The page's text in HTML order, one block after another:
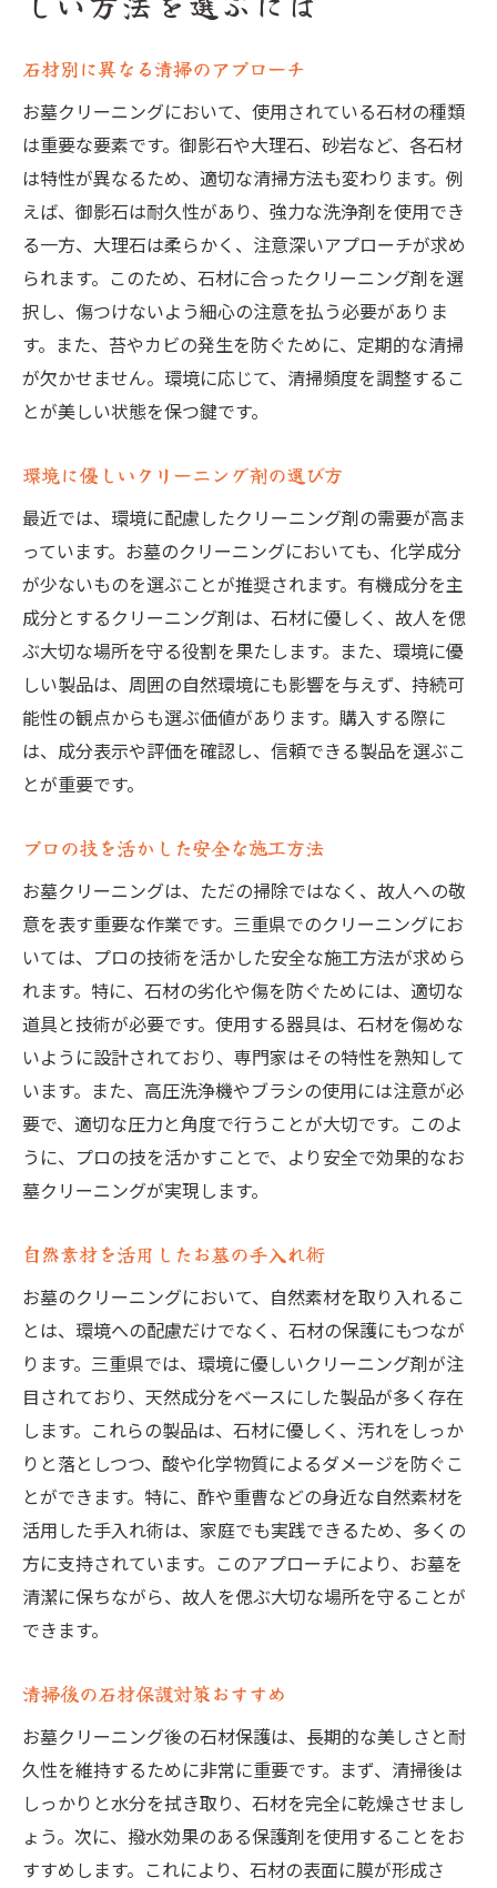
石材別に異なる清掃のアプローチ
お墓クリーニングにおいて、使用されている石材の種類
は重要な要素です。御影石や大理石、砂岩など、各石材
は特性が異なるため、適切な清掃方法も変わります。例
えば、御影石は耐久性があり、強力な洗浄剤を使用でき
る一方、大理石は柔らかく、注意深いアプローチが求め
られます。このため、石材に合ったクリーニング剤を選
択し、傷つけないよう細心の注意を払う必要がありま
す。また、苔やカビの発生を防ぐために、定期的な清掃
が欠かせません。環境に応じて、清掃頻度を調整するこ
とが美しい状態を保つ鍵です。
環境に優しいクリーニング剤の選び方
最近では、環境に配慮したクリーニング剤の需要が高ま
っています。お墓のクリーニングにおいても、化学成分
が少ないものを選ぶことが推奨されます。有機成分を主
成分とするクリーニング剤は、石材に優しく、故人を偲
ぶ大切な場所を守る役割を果たします。また、環境に優
しい製品は、周囲の自然環境にも影響を与えず、持続可
能性の観点からも選ぶ価値があります。購入する際に
は、成分表示や評価を確認し、信頼できる製品を選ぶこ
とが重要です。
プロの技を活かした安全な施工方法
お墓クリーニングは、ただの掃除ではなく、故人への敬
意を表す重要な作業です。三重県でのクリーニングにお
いては、プロの技術を活かした安全な施工方法が求めら
れます。特に、石材の劣化や傷を防ぐためには、適切な
道具と技術が必要です。使用する器具は、石材を傷めな
いように設計されており、専門家はその特性を熟知して
います。また、高圧洗浄機やブラシの使用には注意が必
要で、適切な圧力と角度で行うことが大切です。このよ
うに、プロの技を活かすことで、より安全で効果的なお
墓クリーニングが実現します。
自然素材を活用したお墓の手入れ術
お墓のクリーニングにおいて、自然素材を取り入れるこ
とは、環境への配慮だけでなく、石材の保護にもつなが
ります。三重県では、環境に優しいクリーニング剤が注
目されており、天然成分をベースにした製品が多く存在
します。これらの製品は、石材に優しく、汚れをしっか
りと落としつつ、酸や化学物質によるダメージを防ぐこ
とができます。特に、酢や重曹などの身近な自然素材を
活用した手入れ術は、家庭でも実践できるため、多くの
方に支持されています。このアプローチにより、お墓を
清潔に保ちながら、故人を偲ぶ大切な場所を守ることが
できます。
清掃後の石材保護対策おすすめ
お墓クリーニング後の石材保護は、長期的な美しさと耐
久性を維持するために非常に重要です。まず、清掃後は
しっかりと水分を拭き取り、石材を完全に乾燥させまし
ょう。次に、撥水効果のある保護剤を使用することをお
すすめします。これにより、石材の表面に膜が形成さ